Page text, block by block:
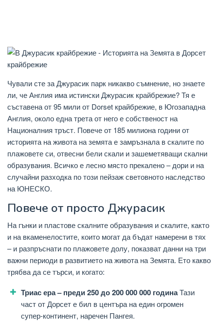
Чували сте за Джурасик парк никакво съмнение, но знаете
ли, че Англия има истински Джурасик крайбрежие? Тя е
съставена от 95 мили от Dorset крайбрежие, в Югозападна
Англия, около една трета от него е собственост на
Националния тръст. Повече от 185 милиона години от
историята на живота на земята е замръзнала в скалите по
плажовете си, отвесни бели скали и зашеметяващи скални
образувания. Всичко е лесно място прекалено – дори и на
случайни разходка по този пейзаж световното наследство
на ЮНЕСКО.
Повече от просто Джурасик
На гънки и пластове скалните образувания и скалите, както
и на вкаменелостите, които могат да бъдат намерени в тях
– и разпръснати по плажовете долу, показват данни на три
важни периоди в развитието на живота на Земята. Ето какво
трябва да се търси, и когато:
Триас ера – преди 250 до 200 000 000 годинаТази
част от Дорсет е бил в центъра на един огромен
супер-континент, наречен Пангея.